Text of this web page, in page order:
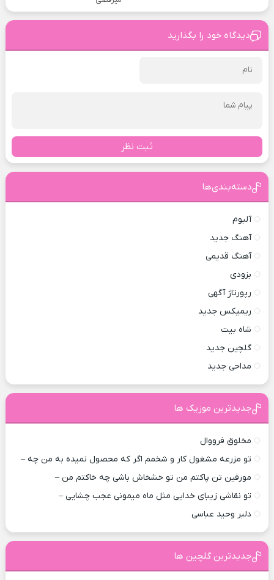
دیدگاه خود را بگذارید
ثبت نظر
دسته‌بندی‌ها
آلبوم
آهنگ جدید
آهنگ قدیمی
بزودی
رپورتاژ آگهی
ریمیکس جدید
شاه بیت
گلچین جدید
مداحی جدید
جدیدترین موزیک ها
مخلوق فرووال
تو مزرعه مشغول کار و شخمم اگر که محصول نمیده به من چه –
مورفین تن پاکتم من تو خشخاش باشی چه خاکتم من –
تو نقاشی زیبای خدایی مثل ماه میمونی عجب چشایی –
دلبر وحید عباسی
جدیدترین گلچین ها